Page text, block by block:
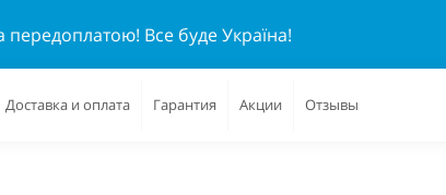
передоплатою! Все буде Україна!
Доставка и оплата Гарантия Акции Отзывы